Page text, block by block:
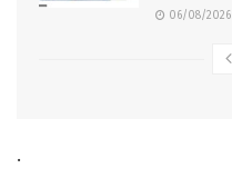
06/08/2026
.